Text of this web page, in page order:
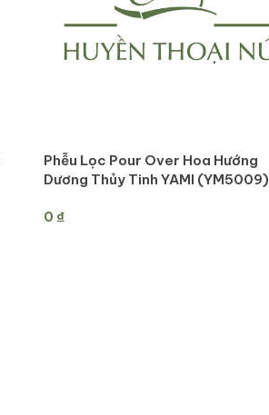
Phễu Lọc Pour Over Hoa Hướng
Dương Thủy Tinh YAMI (YM5009)
0 ₫